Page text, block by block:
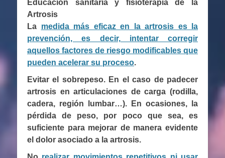
Educación sanitaria y fisioterapia de la
Artrosis
La medida más eficaz en la artrosis es la
prevención, es decir, intentar corregir
aquellos factores de riesgo modificables que
pueden acelerar su proceso.
Evitar el sobrepeso. En el caso de padecer
artrosis en articulaciones de carga (rodilla,
cadera, región lumbar…). En ocasiones, la
pérdida de peso, por poco que sea, es
suficiente para mejorar de manera evidente
el dolor asociado a la artrosis.